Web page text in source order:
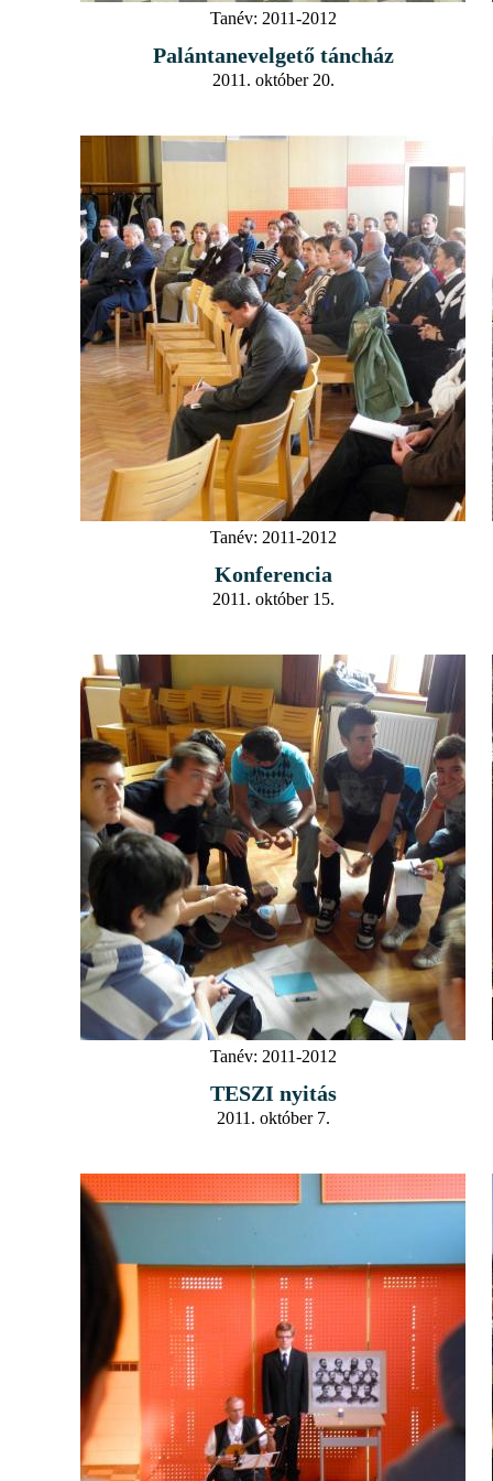
Tanév: 2011-2012
Palántanevelgető táncház
2011. október 20.
Tanév: 2011-2012
Konferencia
2011. október 15.
Tanév: 2011-2012
TESZI nyitás
2011. október 7.